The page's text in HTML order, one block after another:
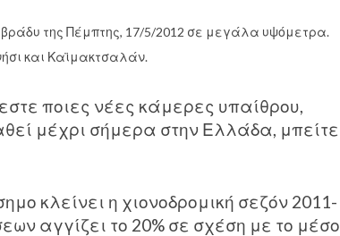
βράδυ της Πέμπτης, 17/5/2012 σε μεγάλα υψόμετρα.
και Καϊμακτσαλάν.
ποιες νέες κάμερες υπαίθρου,
μέχρι σήμερα στην Ελλάδα, μπείτε
κλείνει η χιονοδρομική σεζόν 2011-
αγγίζει το 20% σε σχέση με το μέσο